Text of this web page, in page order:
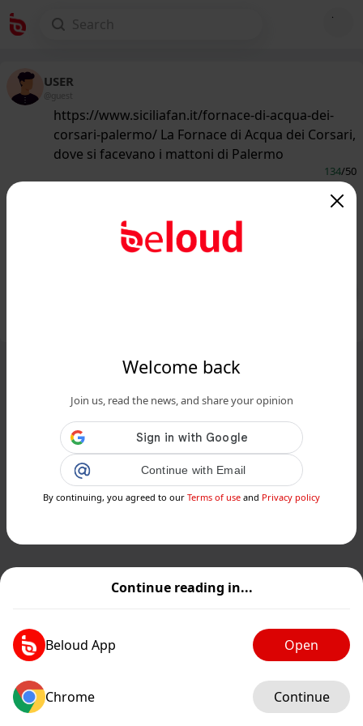
Continue reading in...
Beloud App Open
Chrome Continue
Welcome back
Join us, read the news, and share your opinion
Continue with Email
By continuing, you agreed to our Terms of use and Privacy policy
USER
@guest
https://www.siciliafan.it/fornace-di-acqua-dei-
corsari-palermo/ La Fornace di Acqua dei Corsari,
dove si facevano i mattoni di Palermo
134/50
Il più antico e vasto complesso della
provincia di Palermo: la fornace di
Acqua dei Corsar...